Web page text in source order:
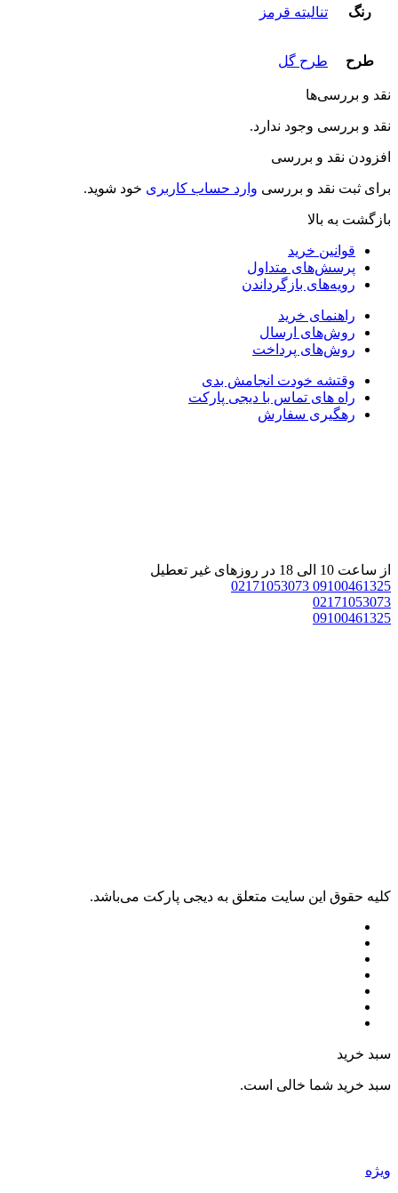
رنگ تنالیته قرمز
طرح طرح گل
نقد و بررسی‌ها
نقد و بررسی وجود ندارد.
افزودن نقد و بررسی
برای ثبت نقد و بررسی وارد حساب کاربری خود شوید.
بازگشت به بالا
قوانین خرید
پرسش‌های متداول
رویه‌های بازگرداندن
راهنمای خرید
روش‌های ارسال
روش‌های پرداخت
وقتشه خودت انجامش بدی
راه های تماس با دیجی پارکت
رهگیری سفارش
از ساعت 10 الی 18 در روزهای غیر تعطیل
09100461325
02171053073
02171053073
09100461325
کليه حقوق اين سايت متعلق به دیجی پارکت می‌باشد.
سبد خرید
سبد خرید شما خالی است.
ویژه